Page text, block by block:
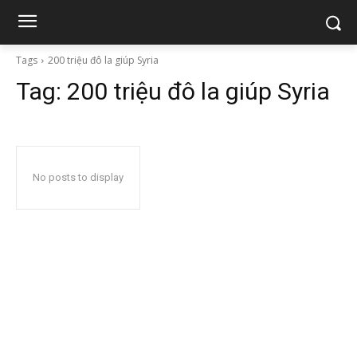
Tags 200 triệu đô la giúp Syria
Tag: 200 triệu đô la giúp Syria
No posts to display